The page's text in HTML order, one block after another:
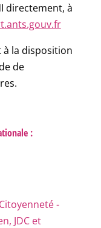
directement, à
à la disposition
de
:
-
JDC et